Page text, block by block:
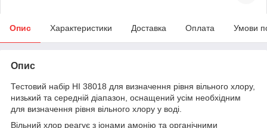
Опис Характеристики Доставка Оплата Умови
Опис
Тестовий набір HI 38018 для визначення рівня вільного хлору,
низький та середній діапазон, оснащений усім необхідним
для визначення рівня вільного хлору у воді.
Вільний хлор реагує з іонами амонію та органічними